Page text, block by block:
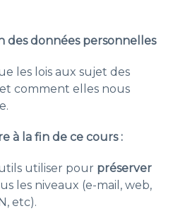
des données personnelles
les lois aux sujet des
comment elles nous
à la fin de ce cours :
utiliser pour préserver
les niveaux (e-mail, web,
etc).